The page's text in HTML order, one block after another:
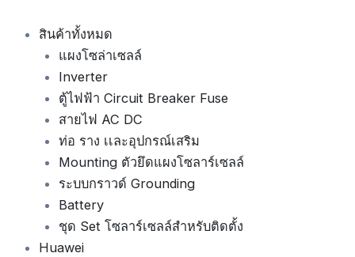
สินค้าทั้งหมด
แผงโซล่าเซลล์
Inverter
ตู้ไฟฟ้า Circuit Breaker Fuse
สายไฟ AC DC
ท่อ ราง เเละอุปกรณ์เสริม
Mounting ตัวยึดแผงโซลาร์เซลล์
ระบบกราวด์ Grounding
Battery
ชุด Set โซลาร์เซลล์สำหรับติดตั้ง
Huawei